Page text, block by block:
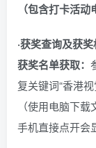
（包含打卡活动
·获奖查询及获
获奖名单获取：
复关键词“香港视
（使用电脑下
手机直接点开会